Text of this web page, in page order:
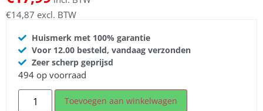
€14,87 excl. BTW
Huismerk met 100% garantie
Voor 12.00 besteld, vandaag verzonden
Zeer scherp geprijsd
494 op voorraad
Toevoegen aan winkelwagen